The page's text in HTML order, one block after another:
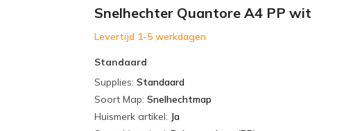
Snelhechter Quantore A4 PP wit
Levertijd 1-5 werkdagen
Standaard
Supplies: Standaard
Soort Map: Snelhechtmap
Huismerk artikel: Ja